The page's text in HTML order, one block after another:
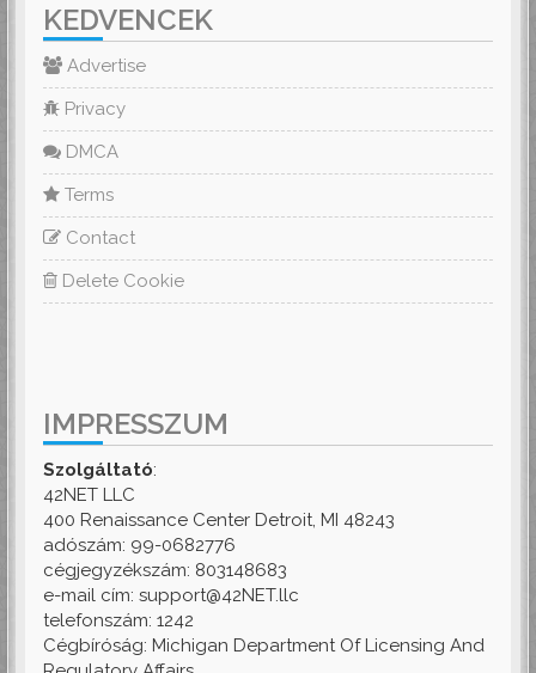
KEDVENCEK
Advertise
Privacy
DMCA
Terms
Contact
Delete Cookie
IMPRESSZUM
Szolgáltató:
42NET LLC
400 Renaissance Center Detroit, MI 48243
adószám: 99-0682776
cégjegyzékszám: 803148683
e-mail cím: support@42NET.llc
telefonszám: 1242
Cégbíróság: Michigan Department Of Licensing And